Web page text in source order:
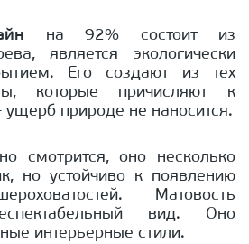
на 92% состоит из
является экологически
Его создают из тех
которые причисляют к
природе не наносится.
смотрится, оно несколько
но устойчиво к появлению
Матовость
вид. Оно
интерьерные стили.